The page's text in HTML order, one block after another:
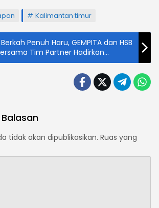
Kalimantan timur
Penuh Haru, GEMPITA dan HSB
Tim Partner Hadirkan
untuk Anak-Anak Panti Asuhan
tidak akan dipublikasikan. Ruas yang